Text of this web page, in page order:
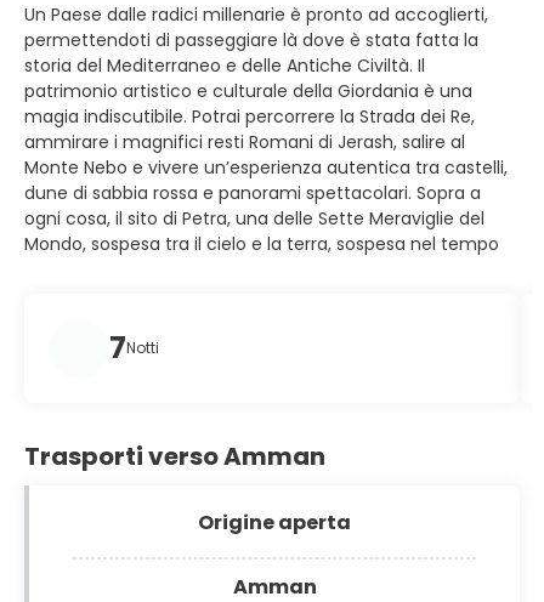
Un Paese dalle radici millenarie è pronto ad accoglierti,
permettendoti di passeggiare là dove è stata fatta la
storia del Mediterraneo e delle Antiche Civiltà. Il
patrimonio artistico e culturale della Giordania è una
magia indiscutibile. Potrai percorrere la Strada dei Re,
ammirare i magnifici resti Romani di Jerash, salire al
Monte Nebo e vivere un’esperienza autentica tra castelli,
dune di sabbia rossa e panorami spettacolari. Sopra a
ogni cosa, il sito di Petra, una delle Sette Meraviglie del
Mondo, sospesa tra il cielo e la terra, sospesa nel tempo
7Notti
Trasporti verso Amman
Origine aperta
Amman